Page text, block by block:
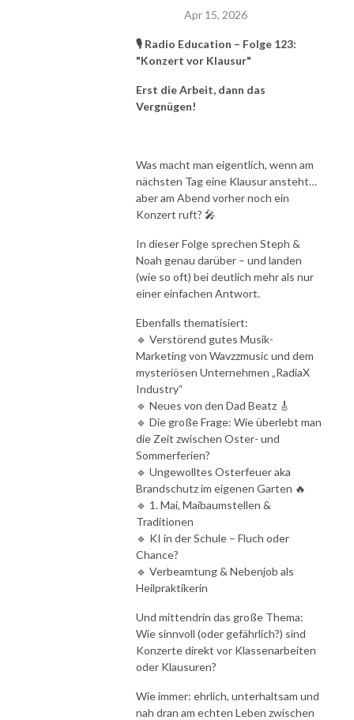
Apr 15, 2026
🎙️ Radio Education – Folge 123:
"Konzert vor Klausur"
Erst die Arbeit, dann das
Vergnügen!
Was macht man eigentlich, wenn am
nächsten Tag eine Klausur ansteht…
aber am Abend vorher noch ein
Konzert ruft? 🎤
In dieser Folge sprechen Steph &
Noah genau darüber – und landen
(wie so oft) bei deutlich mehr als nur
einer einfachen Antwort.
Ebenfalls thematisiert:
🔹 Verstörend gutes Musik-
Marketing von Wavzzmusic und dem
mysteriösen Unternehmen „RadiaX
Industry“
🔹 Neues von den Dad Beatz 🎸
🔹 Die große Frage: Wie überlebt man
die Zeit zwischen Oster- und
Sommerferien?
🔹 Ungewolltes Osterfeuer aka
Brandschutz im eigenen Garten 🔥
🔹 1. Mai, Maibaumstellen &
Traditionen
🔹 KI in der Schule – Fluch oder
Chance?
🔹 Verbeamtung & Nebenjob als
Heilpraktikerin
Und mittendrin das große Thema:
Wie sinnvoll (oder gefährlich?) sind
Konzerte direkt vor Klassenarbeiten
oder Klausuren?
Wie immer: ehrlich, unterhaltsam und
nah dran am echten Leben zwischen